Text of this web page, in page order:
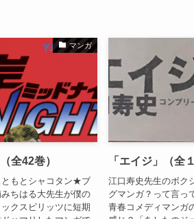
マンガ
全42巻）
もとシャコタン★ブ
ちはる大先生が僕の
クスピリッツに短期
「エイジ」（全
江口寿史先生のボク
グマンガ？って言っ
青春コメディマンガ